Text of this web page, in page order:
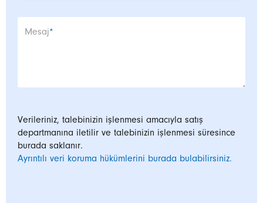
Zorunlu alan
Mesaj*
Verileriniz, talebinizin işlenmesi amacıyla satış
departmanına iletilir ve talebinizin işlenmesi süresince
burada saklanır.
Ayrıntılı veri koruma hükümlerini burada bulabilirsiniz.